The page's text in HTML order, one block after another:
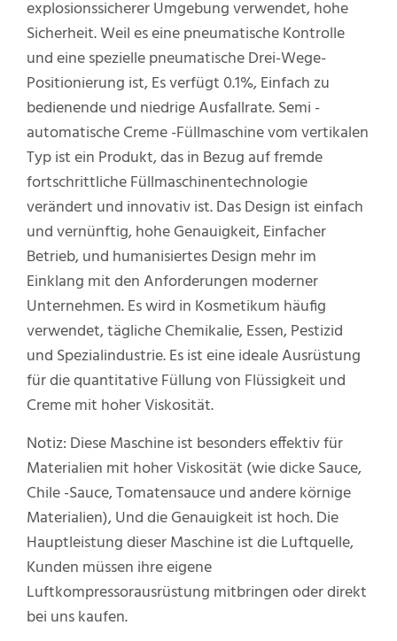
explosionssicherer Umgebung verwendet, hohe
Sicherheit. Weil es eine pneumatische Kontrolle
und eine spezielle pneumatische Drei-Wege-
Positionierung ist, Es verfügt 0.1%, Einfach zu
bedienende und niedrige Ausfallrate. Semi -
automatische Creme -Füllmaschine vom vertikalen
Typ ist ein Produkt, das in Bezug auf fremde
fortschrittliche Füllmaschinentechnologie
verändert und innovativ ist. Das Design ist einfach
und vernünftig, hohe Genauigkeit, Einfacher
Betrieb, und humanisiertes Design mehr im
Einklang mit den Anforderungen moderner
Unternehmen. Es wird in Kosmetikum häufig
verwendet, tägliche Chemikalie, Essen, Pestizid
und Spezialindustrie. Es ist eine ideale Ausrüstung
für die quantitative Füllung von Flüssigkeit und
Creme mit hoher Viskosität.
Notiz: Diese Maschine ist besonders effektiv für
Materialien mit hoher Viskosität (wie dicke Sauce,
Chile -Sauce, Tomatensauce und andere körnige
Materialien), Und die Genauigkeit ist hoch. Die
Hauptleistung dieser Maschine ist die Luftquelle,
Kunden müssen ihre eigene
Luftkompressorausrüstung mitbringen oder direkt
bei uns kaufen.